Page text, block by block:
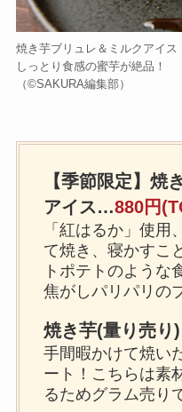
焼き芋ブリュレ＆ミルクアイス
しっとり食感の蜜芋が絶品！
（©️SAKURA編集部）
【季節限定】焼
アイス…880円
「紅はるか」使用
て焼き、寝かすこ
トポテトのような
焦がしパリパリの
焼き芋(量り売
手間暇かけて焼い
ート！こちらは素
るためグラム売り